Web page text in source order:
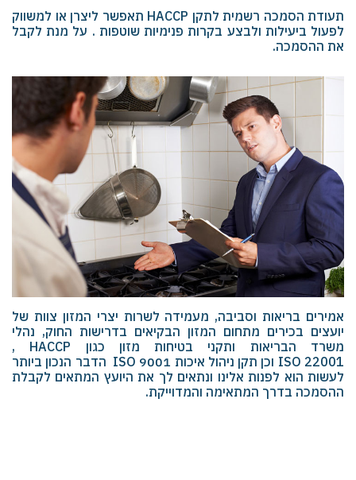
תעודת הסמכה רשמית לתקן HACCP תאפשר ליצרן או למשווק
לפעול ביעילות ולבצע בקרות פנימיות שוטפות . על מנת לקבל
את ההסמכה.
אמירים בריאות וסביבה, מעמידה לשרות יצרי המזון צוות של
יועצים בכירים מתחום המזון הבקיאים בדרישות החוק, נהלי
משרד הבריאות ותקני בטיחות מזון כגון HACCP
,
22001
ISO וכן תקן ניהול איכות 9001 ISO הדבר הנכון ביותר
לעשות הוא לפנות אלינו ונתאים לך את היועץ המתאים לקבלת
ההסמכה בדרך המתאימה והמדוייקת.